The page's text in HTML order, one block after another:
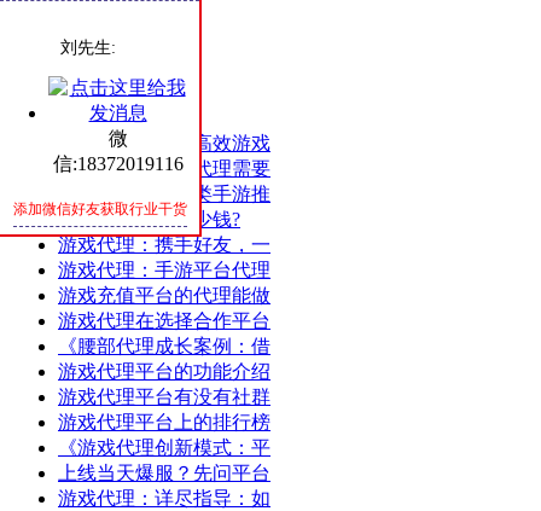
最新
热评
随机
成功案例分享：高效游戏
游戏代理：游戏代理需要
游戏代理：仙侠类手游推
开发手游能赚多少钱?
游戏代理：携手好友，一
游戏代理：手游平台代理
游戏充值平台的代理能做
游戏代理在选择合作平台
《腰部代理成长案例：借
游戏代理平台的功能介绍
游戏代理平台有没有社群
游戏代理平台上的排行榜
《游戏代理创新模式：平
上线当天爆服？先问平台
游戏代理：详尽指导：如
刘先生:
微
信:18372019116
添加微信好友获取行业干货